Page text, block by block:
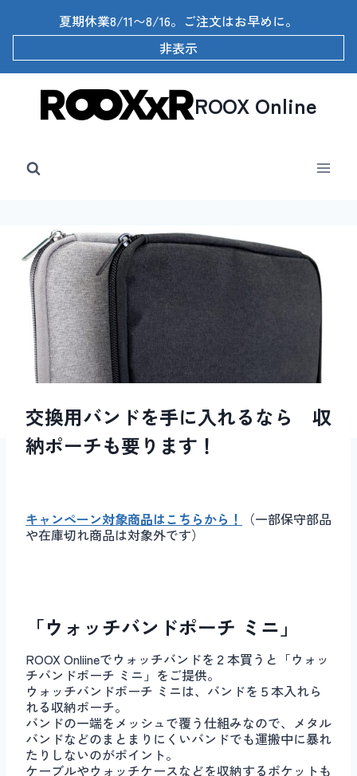
キ
夏期休業8/11〜8/16。ご注文はお早めに。
非表示
ROOX Online
交換用バンドを手に入れるなら 収
納ポーチも要ります！
キャンペーン対象商品はこちらから！
（一部保守部品
や在庫切れ商品は対象外です）
「ウォッチバンドポーチ ミニ」
ROOX Onliineでウォッチバンドを２本買うと「ウォッ
チバンドポーチ ミニ」をご提供。
ウォッチバンドポーチ ミニは、バンドを５本入れら
れる収納ポーチ。
バンドの一端をメッシュで覆う仕組みなので、メタル
バンドなどのまとまりにくいバンドでも運搬中に暴れ
たりしないのがポイント。
ケーブルやウォッチケースなどを収納するポケットも